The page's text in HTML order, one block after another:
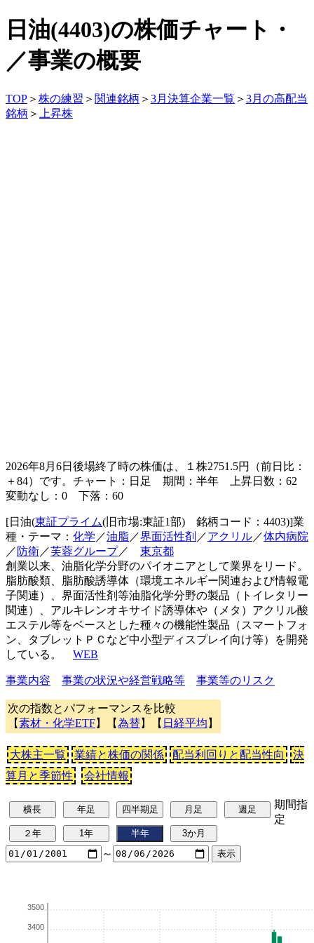
日油(4403)の株価チャート・
／事業の概要
TOP ＞ 株の練習 ＞ 関連銘柄 ＞ 3月決算企業一覧 ＞ 3月の高配当
銘柄 ＞ 上昇株
2026年8月6日後場終了時の株価は、１株2751.5円（前日比：
＋84）です。チャート：日足 期間：半年 上昇日数：62
変動なし：0 下落：60
[日油(東証プライム(旧市場:東証1部) 銘柄コード：4403)]業
種・テーマ： 化学 ／油脂／界面活性剤 ／アクリル／体内病院
／ 防衛／芙蓉グループ／ 東京都
創業以来、油脂化学分野のパイオニアとして業界をリード。
脂肪酸類、脂肪酸誘導体（環境エネルギー関連および情報電
子関連）、界面活性剤等油脂化学分野の製品（トイレタリー
関連）、アルキレンオキサイド誘導体や（メタ）アクリル酸
エステル等をベースとした種々の機能性製品（スマートフォ
ン、タブレットＰＣなど中小型ディスプレイ向け等）を開発
している。 WEB
事業内容 事業の状況や経営戦略等 事業等のリスク
次の指数とパフォーマンスを比較
【素材・化学ETF】【為替】【 日経平均 】
大株主一覧 業績と株価の関係 配当利回りと配当性向
決
算月と季節性
会社情報
期間指
定
～